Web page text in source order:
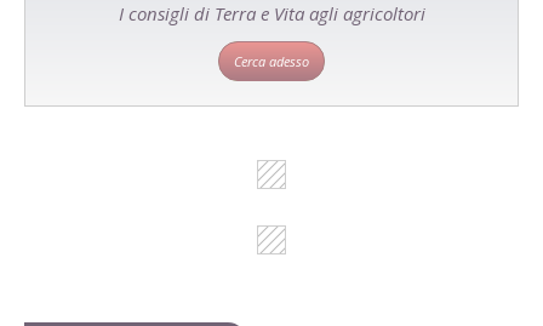
I consigli di Terra e Vita agli agricoltori
Cerca adesso